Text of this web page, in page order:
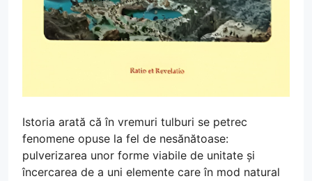
Istoria arată că în vremuri tulburi se petrec
fenomene opuse la fel de nesănătoase:
pulverizarea unor forme viabile de unitate și
încercarea de a uni elemente care în mod natural